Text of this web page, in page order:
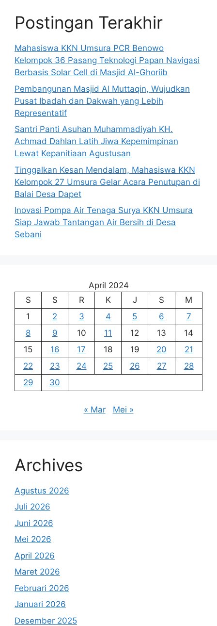
Postingan Terakhir
Mahasiswa KKN Umsura PCR Benowo
Kelompok 36 Pasang Teknologi Papan Navigasi
Berbasis Solar Cell di Masjid Al-Ghoriib
Pembangunan Masjid Al Muttaqin, Wujudkan
Pusat Ibadah dan Dakwah yang Lebih
Representatif
Santri Panti Asuhan Muhammadiyah KH.
Achmad Dahlan Latih Jiwa Kepemimpinan
Lewat Kepanitiaan Agustusan
Tinggalkan Kesan Mendalam, Mahasiswa KKN
Kelompok 27 Umsura Gelar Acara Penutupan di
Balai Desa Dapet
Inovasi Pompa Air Tenaga Surya KKN Umsura
Siap Jawab Tantangan Air Bersih di Desa
Sebani
April 2024
S
S R K J S
M
1
2 3 4 5 6
7
8
9 10 11 12 13
14
15
16 17 18 19 20
21
22
23 24 25 26 27
28
29
30
« Mar Mei »
Archives
Agustus 2026
Juli 2026
Juni 2026
Mei 2026
April 2026
Maret 2026
Februari 2026
Januari 2026
Desember 2025